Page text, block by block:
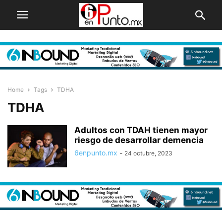
Home Tags TDHA
TDHA
Adultos con TDAH tienen mayor
riesgo de desarrollar demencia
6enpunto.mx - 24 octubre, 2023